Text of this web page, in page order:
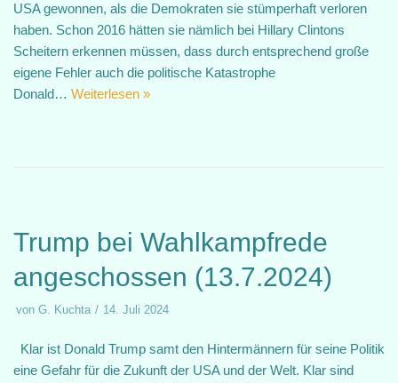
USA gewonnen, als die Demokraten sie stümperhaft verloren
haben. Schon 2016 hätten sie nämlich bei Hillary Clintons
Scheitern erkennen müssen, dass durch entsprechend große
eigene Fehler auch die politische Katastrophe
Donald… Weiterlesen »
Trump bei Wahlkampfrede
angeschossen (13.7.2024)
von G. Kuchta 14. Juli 2024
Klar ist Donald Trump samt den Hintermännern für seine Politik
eine Gefahr für die Zukunft der USA und der Welt. Klar sind